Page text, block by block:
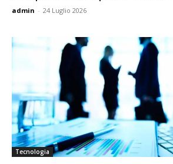
admin - 24 Luglio 2026
Tecnologia